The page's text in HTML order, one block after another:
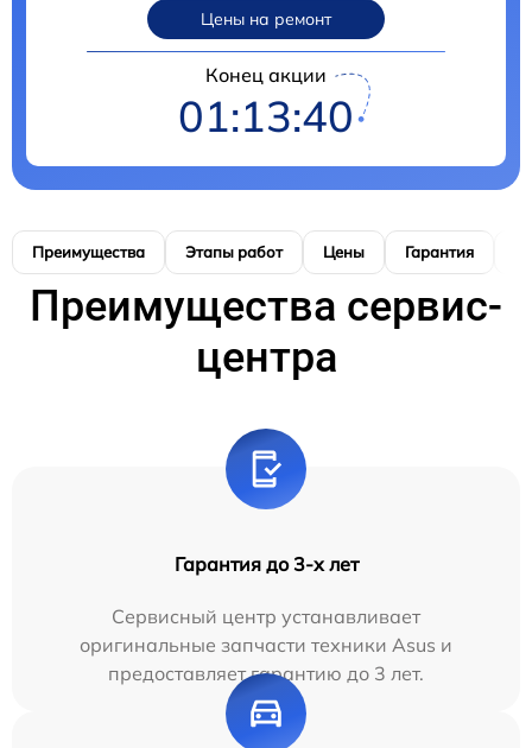
Цены на ремонт
Конец акции
01:13:39
Преимущества Этапы работ Цены Гарантия
Преимущества сервис-
центра
Гарантия до 3-х лет
Сервисный центр устанавливает
оригинальные запчасти техники Asus и
предоставляет гарантию до 3 лет.